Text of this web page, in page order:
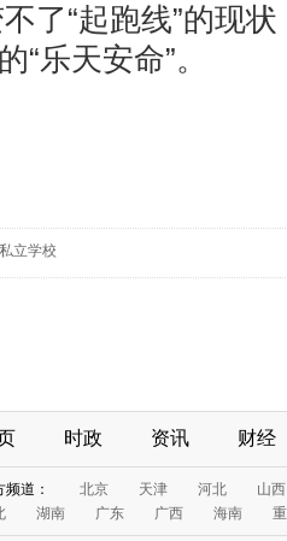
了“起跑线”的现
乐天安命”。
私立学校
时政 资讯 财经
频道： 北京 天津 河北
山西
湖南 广东 广西 海南